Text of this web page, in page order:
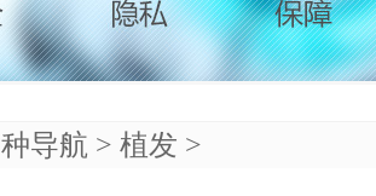
导航 > 植发 >